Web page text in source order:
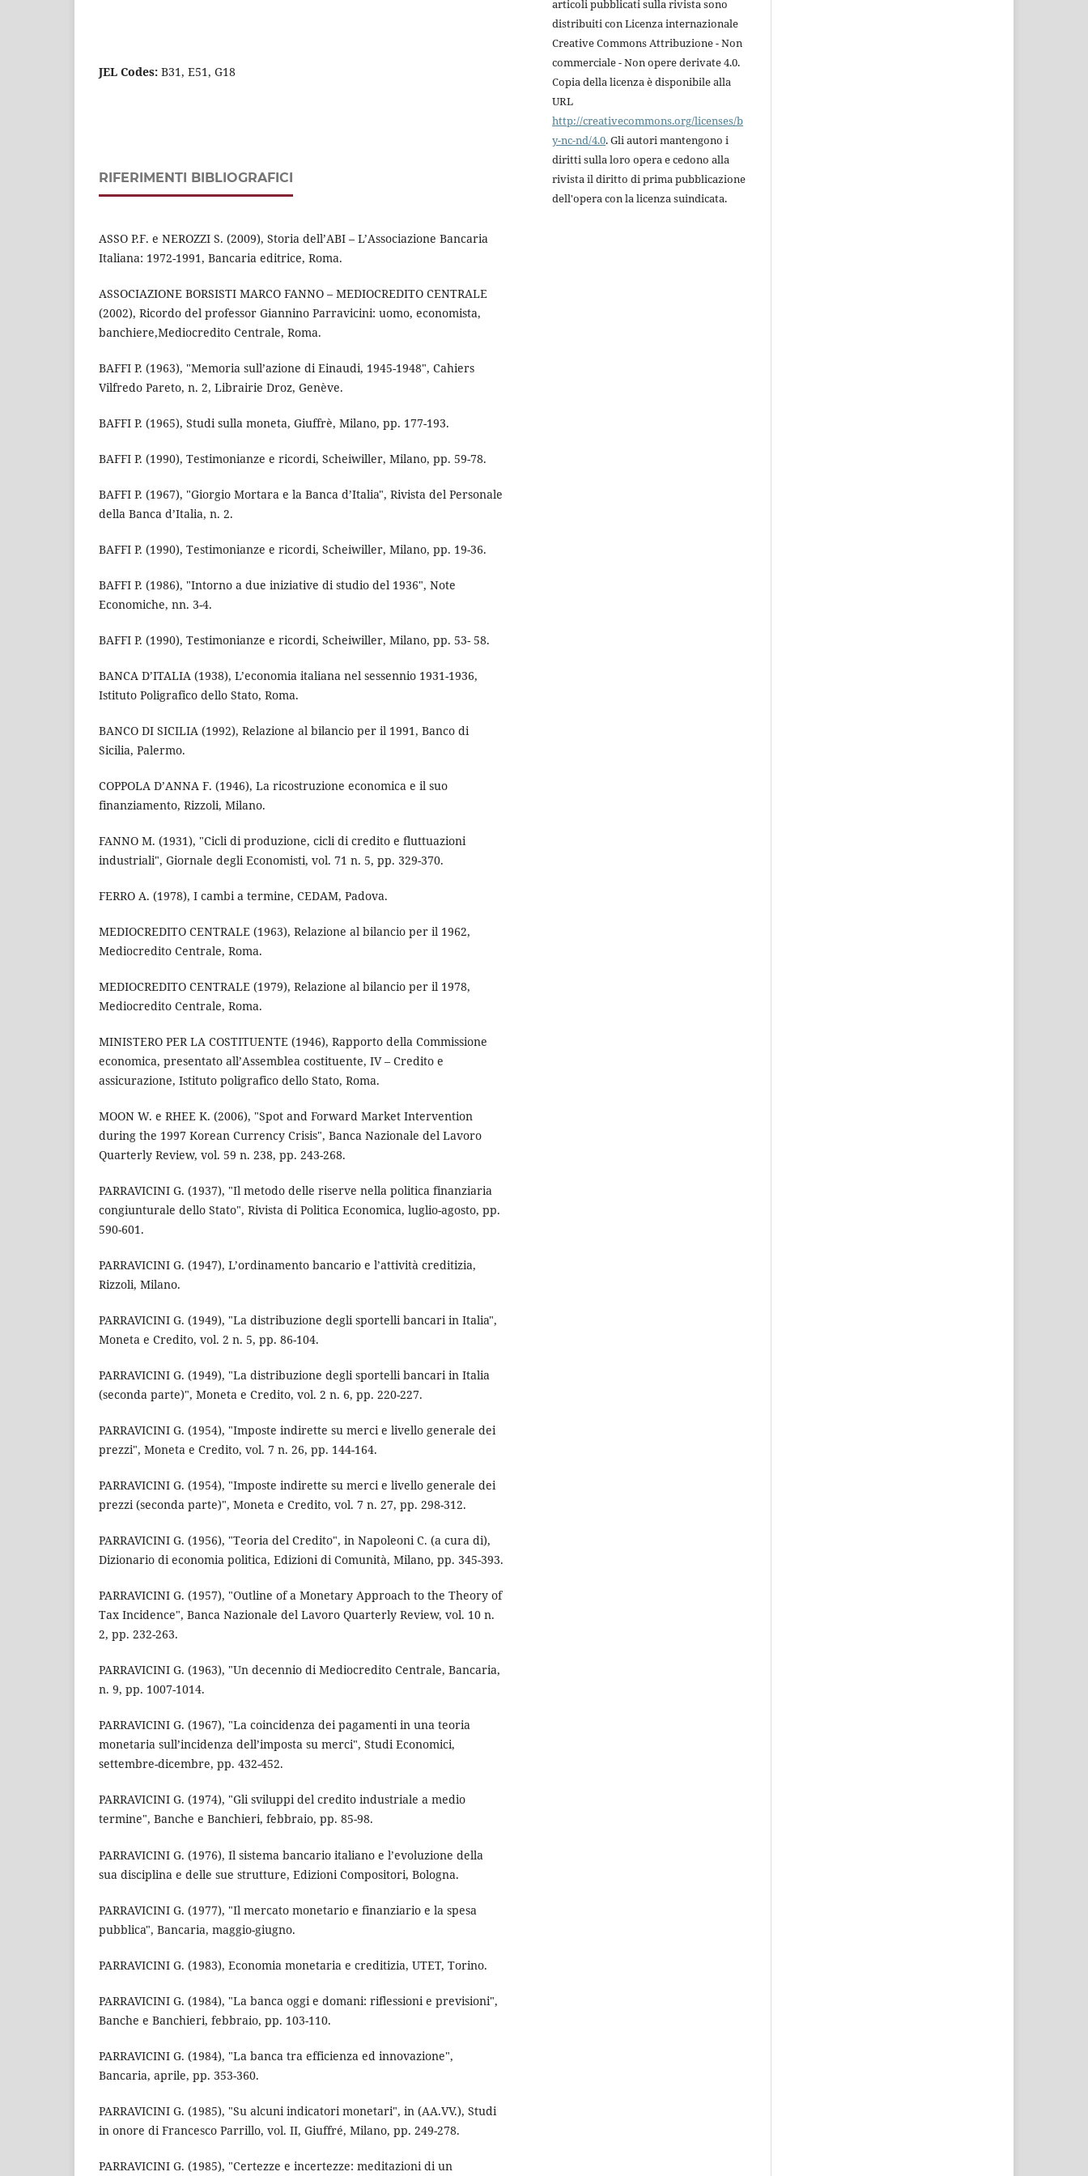
JEL Codes: B31, E51, G18
RIFERIMENTI BIBLIOGRAFICI
ASSO P.F. e NEROZZI S. (2009), Storia dell’ABI – L’Associazione Bancaria
Italiana: 1972-1991, Bancaria editrice, Roma.
ASSOCIAZIONE BORSISTI MARCO FANNO – MEDIOCREDITO CENTRALE
(2002), Ricordo del professor Giannino Parravicini: uomo, economista,
banchiere,Mediocredito Centrale, Roma.
BAFFI P. (1963), "Memoria sull’azione di Einaudi, 1945-1948", Cahiers
Vilfredo Pareto, n. 2, Librairie Droz, Genève.
BAFFI P. (1965), Studi sulla moneta, Giuffrè, Milano, pp. 177-193.
BAFFI P. (1990), Testimonianze e ricordi, Scheiwiller, Milano, pp. 59-78.
BAFFI P. (1967), "Giorgio Mortara e la Banca d’Italia", Rivista del Personale
della Banca d’Italia, n. 2.
BAFFI P. (1990), Testimonianze e ricordi, Scheiwiller, Milano, pp. 19-36.
BAFFI P. (1986), "Intorno a due iniziative di studio del 1936", Note
Economiche, nn. 3-4.
BAFFI P. (1990), Testimonianze e ricordi, Scheiwiller, Milano, pp. 53- 58.
BANCA D’ITALIA (1938), L’economia italiana nel sessennio 1931-1936,
Istituto Poligrafico dello Stato, Roma.
BANCO DI SICILIA (1992), Relazione al bilancio per il 1991, Banco di
Sicilia, Palermo.
COPPOLA D’ANNA F. (1946), La ricostruzione economica e il suo
finanziamento, Rizzoli, Milano.
FANNO M. (1931), "Cicli di produzione, cicli di credito e fluttuazioni
industriali", Giornale degli Economisti, vol. 71 n. 5, pp. 329-370.
FERRO A. (1978), I cambi a termine, CEDAM, Padova.
MEDIOCREDITO CENTRALE (1963), Relazione al bilancio per il 1962,
Mediocredito Centrale, Roma.
MEDIOCREDITO CENTRALE (1979), Relazione al bilancio per il 1978,
Mediocredito Centrale, Roma.
MINISTERO PER LA COSTITUENTE (1946), Rapporto della Commissione
economica, presentato all’Assemblea costituente, IV – Credito e
assicurazione, Istituto poligrafico dello Stato, Roma.
MOON W. e RHEE K. (2006), "Spot and Forward Market Intervention
during the 1997 Korean Currency Crisis", Banca Nazionale del Lavoro
Quarterly Review, vol. 59 n. 238, pp. 243-268.
PARRAVICINI G. (1937), "Il metodo delle riserve nella politica finanziaria
congiunturale dello Stato", Rivista di Politica Economica, luglio-agosto, pp.
590-601.
PARRAVICINI G. (1947), L’ordinamento bancario e l’attività creditizia,
Rizzoli, Milano.
PARRAVICINI G. (1949), "La distribuzione degli sportelli bancari in Italia",
Moneta e Credito, vol. 2 n. 5, pp. 86-104.
PARRAVICINI G. (1949), "La distribuzione degli sportelli bancari in Italia
(seconda parte)", Moneta e Credito, vol. 2 n. 6, pp. 220-227.
PARRAVICINI G. (1954), "Imposte indirette su merci e livello generale dei
prezzi", Moneta e Credito, vol. 7 n. 26, pp. 144-164.
PARRAVICINI G. (1954), "Imposte indirette su merci e livello generale dei
prezzi (seconda parte)", Moneta e Credito, vol. 7 n. 27, pp. 298-312.
PARRAVICINI G. (1956), "Teoria del Credito", in Napoleoni C. (a cura di),
Dizionario di economia politica, Edizioni di Comunità, Milano, pp. 345-393.
PARRAVICINI G. (1957), "Outline of a Monetary Approach to the Theory of
Tax Incidence", Banca Nazionale del Lavoro Quarterly Review, vol. 10 n.
2, pp. 232-263.
PARRAVICINI G. (1963), "Un decennio di Mediocredito Centrale, Bancaria,
n. 9, pp. 1007-1014.
PARRAVICINI G. (1967), "La coincidenza dei pagamenti in una teoria
monetaria sull’incidenza dell’imposta su merci", Studi Economici,
settembre-dicembre, pp. 432-452.
PARRAVICINI G. (1974), "Gli sviluppi del credito industriale a medio
termine", Banche e Banchieri, febbraio, pp. 85-98.
PARRAVICINI G. (1976), Il sistema bancario italiano e l’evoluzione della
sua disciplina e delle sue strutture, Edizioni Compositori, Bologna.
PARRAVICINI G. (1977), "Il mercato monetario e finanziario e la spesa
pubblica", Bancaria, maggio-giugno.
PARRAVICINI G. (1983), Economia monetaria e creditizia, UTET, Torino.
PARRAVICINI G. (1984), "La banca oggi e domani: riflessioni e previsioni",
Banche e Banchieri, febbraio, pp. 103-110.
PARRAVICINI G. (1984), "La banca tra efficienza ed innovazione",
Bancaria, aprile, pp. 353-360.
PARRAVICINI G. (1985), "Su alcuni indicatori monetari", in (AA.VV.), Studi
in onore di Francesco Parrillo, vol. II, Giuffré, Milano, pp. 249-278.
PARRAVICINI G. (1985), "Certezze e incertezze: meditazioni di un
articoli pubblicati sulla rivista sono
distribuiti con Licenza internazionale
Creative Commons Attribuzione - Non
commerciale - Non opere derivate 4.0.
Copia della licenza è disponibile alla
URL
http://creativecommons.org/licenses/b
y-nc-nd/4.0. Gli autori mantengono i
diritti sulla loro opera e cedono alla
rivista il diritto di prima pubblicazione
dell'opera con la licenza suindicata.